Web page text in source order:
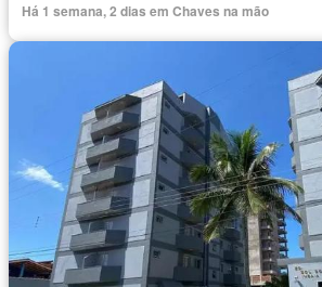
Há 1 semana, 2 dias em Chaves na mão